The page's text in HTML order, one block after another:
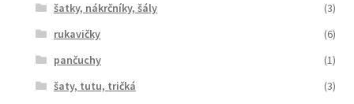
šatky, nákrčníky, šály
(3)
rukavičky
(6)
pančuchy
(1)
šaty, tutu, tričká
(3)